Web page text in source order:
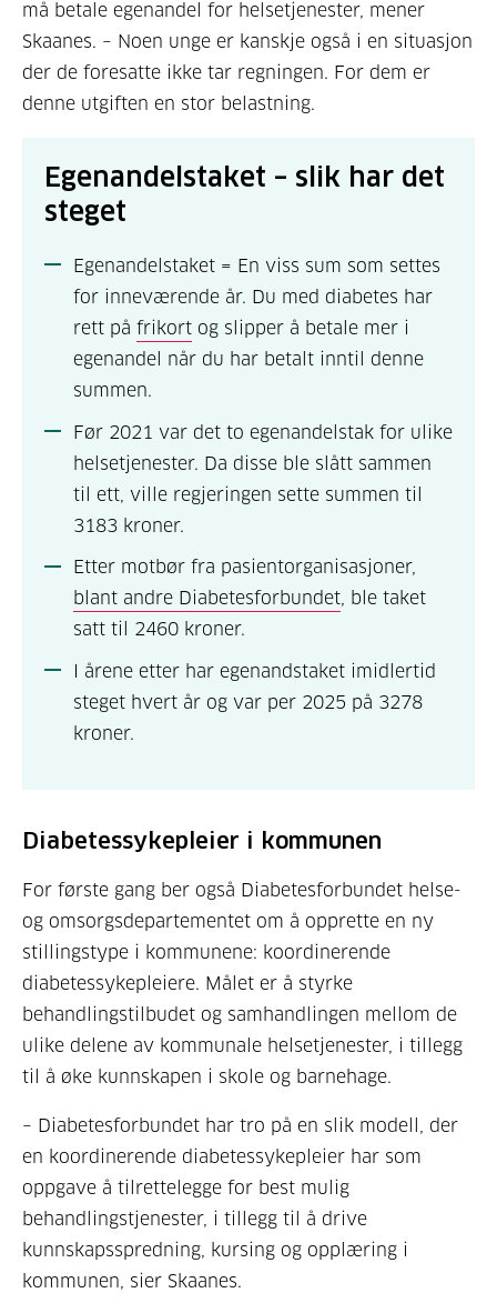
må betale egenandel for helsetjenester, mener
Skaanes. – Noen unge er kanskje også i en situasjon
der de foresatte ikke tar regningen. For dem er
denne utgiften en stor belastning.
Egenandelstaket – slik har det
steget
Egenandelstaket = En viss sum som settes
for inneværende år. Du med diabetes har
rett på frikort og slipper å betale mer i
egenandel når du har betalt inntil denne
summen.
Før 2021 var det to egenandelstak for ulike
helsetjenester. Da disse ble slått sammen
til ett, ville regjeringen sette summen til
3183 kroner.
Etter motbør fra pasientorganisasjoner,
blant andre Diabetesforbundet, ble taket
satt til 2460 kroner.
I årene etter har egenandstaket imidlertid
steget hvert år og var per 2025 på 3278
kroner.
Diabetessykepleier i kommunen
For første gang ber også Diabetesforbundet helse-
og omsorgsdepartementet om å opprette en ny
stillingstype i kommunene: koordinerende
diabetessykepleiere. Målet er å styrke
behandlingstilbudet og samhandlingen mellom de
ulike delene av kommunale helsetjenester, i tillegg
til å øke kunnskapen i skole og barnehage.
– Diabetesforbundet har tro på en slik modell, der
en koordinerende diabetessykepleier har som
oppgave å tilrettelegge for best mulig
behandlingstjenester, i tillegg til å drive
kunnskapsspredning, kursing og opplæring i
kommunen, sier Skaanes.